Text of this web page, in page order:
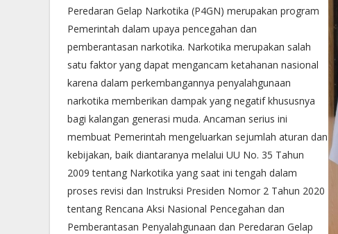
Peredaran Gelap Narkotika (P4GN) merupakan program
Pemerintah dalam upaya pencegahan dan
pemberantasan narkotika. Narkotika merupakan salah
satu faktor yang dapat mengancam ketahanan nasional
karena dalam perkembangannya penyalahgunaan
narkotika memberikan dampak yang negatif khususnya
bagi kalangan generasi muda. Ancaman serius ini
membuat Pemerintah mengeluarkan sejumlah aturan dan
kebijakan, baik diantaranya melalui UU No. 35 Tahun
2009 tentang Narkotika yang saat ini tengah dalam
proses revisi dan Instruksi Presiden Nomor 2 Tahun 2020
tentang Rencana Aksi Nasional Pencegahan dan
Pemberantasan Penyalahgunaan dan Peredaran Gelap